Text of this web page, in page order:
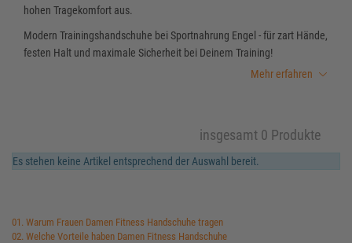
hohen Tragekomfort aus.
Modern Trainingshandschuhe bei Sportnahrung Engel - für zart Hände,
festen Halt und maximale Sicherheit bei Deinem Training!
Mehr erfahren
insgesamt 0 Produkte
Es stehen keine Artikel entsprechend der Auswahl bereit.
01. Warum Frauen Damen Fitness Handschuhe tragen
02. Welche Vorteile haben Damen Fitness Handschuhe